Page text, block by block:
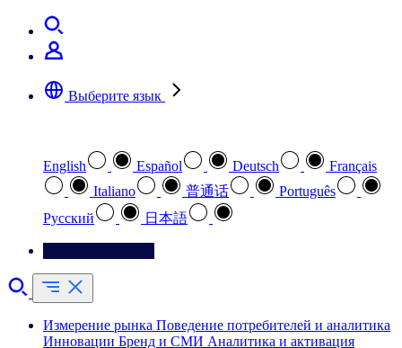
Выберите язык
English Español Deutsch
Français
Italiano
普通话
Português
Pусский
日本語
Измерение рынка Поведение потребителей и аналитика
Инновации Бренд и СМИ Аналитика и активация